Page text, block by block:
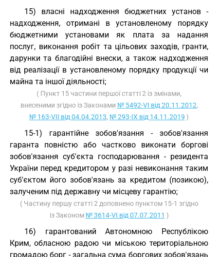
15) власні надходження бюджетних установ -
надходження, отримані в установленому порядку
бюджетними установами як плата за надання
послуг, виконання робіт та цільових заходів, гранти,
дарунки та благодійні внески, а також надходження
від реалізації в установленому порядку продукції чи
майна та іншої діяльності;
( Пункт 15 частини першої статті 2 із змінами,
внесеними згідно із Законами № 5492-VI від 20.11.2012,
№ 163-VII від 04.04.2013, № 293-IX від 14.11.2019 )
15-1) гарантійне зобов'язання - зобов'язання
гаранта повністю або частково виконати боргові
зобов'язання суб'єкта господарювання - резидента
України перед кредитором у разі невиконання таким
суб'єктом його зобов'язань за кредитом (позикою),
залученим під державну чи місцеву гарантію;
( Частину першу статті 2 доповнено пунктом 15-1 згідно
із Законом № 3614-VI від 07.07.2011 )
16) гарантований Автономною Республікою
Крим, обласною радою чи міською територіальною
громадою борг - загальна сума боргових зобов'язань